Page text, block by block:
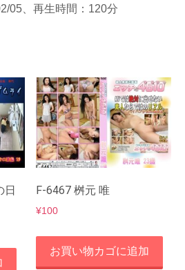
05、再生時間：120分
日
F-6467 桝元 唯
¥100
お買い物カゴに追加